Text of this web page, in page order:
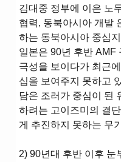
김대중 정부에 이은 노
협력, 동북아시아 개발
하는 동북아시아 중심
일본은 90년 후반 AMF
극성을 보이다가 최근
십을 보여주지 못하고
담은 조러가 중심이 된
하려는 고이즈미의 결
게 추진하지 못하는 무
2) 90년대 후반 이후 눈